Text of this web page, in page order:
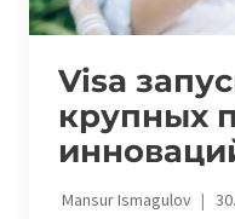
Visa
крупных
Mansur Ismagulov